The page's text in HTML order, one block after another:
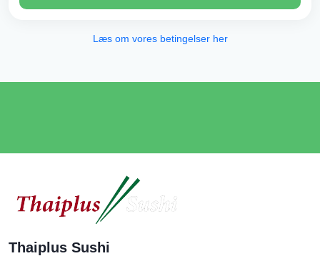
Læs om vores betingelser her
Thaiplus Sushi